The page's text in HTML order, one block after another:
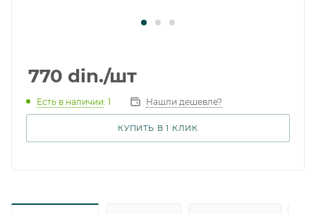
770 din./шт
Есть в наличии: 1 Нашли дешевле?
КУПИТЬ В 1 КЛИК